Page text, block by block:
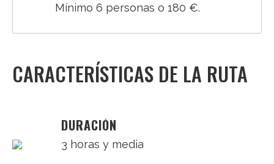
Mínimo 6 personas o 180 €.
CARACTERÍSTICAS DE LA RUTA
DURACIÓN
3 horas y media